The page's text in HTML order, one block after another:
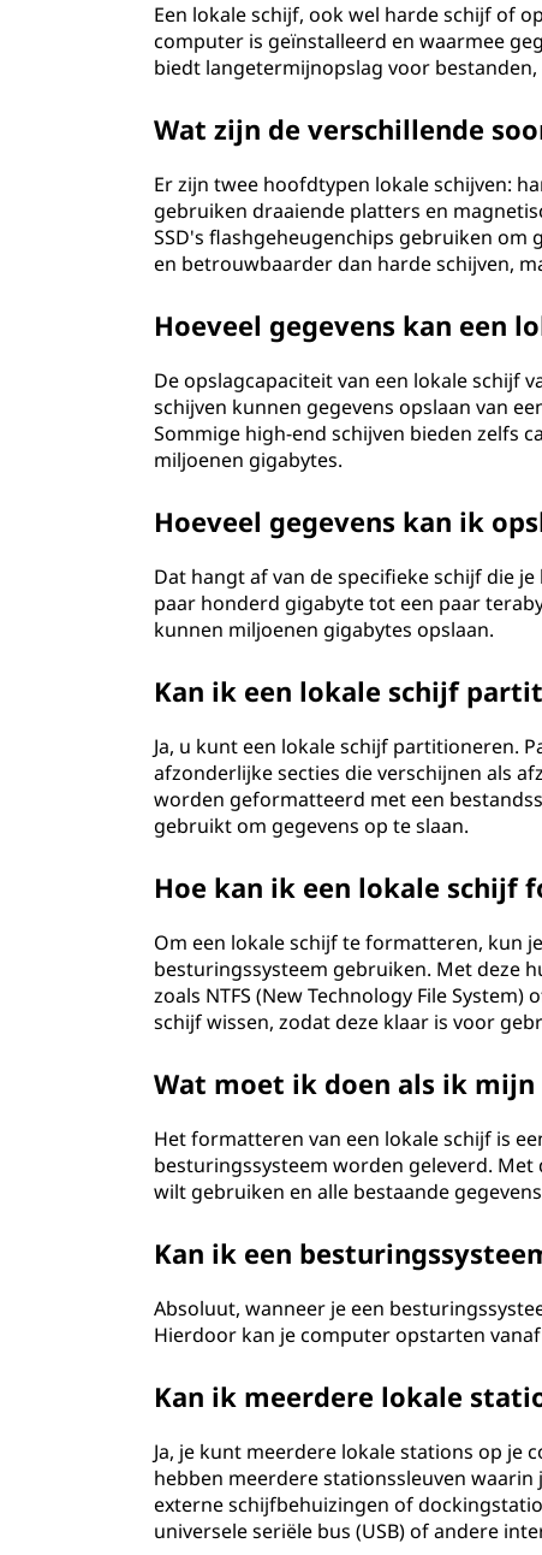
Een lokale schijf, ook wel harde schijf of
computer is geïnstalleerd en waarmee
biedt langetermijnopslag voor
Wat zijn de verschillende
Er zijn twee hoofdtypen lokale schijven:
gebruiken draaiende platters en
SSD's flashgeheugenchips gebruiken om
en betrouwbaarder dan harde schijven,
Hoeveel gegevens kan een
De opslagcapaciteit van een lokale schijf
schijven kunnen gegevens opslaan van
Sommige high-end schijven bieden zelfs
miljoenen gigabytes.
Hoeveel gegevens kan ik
Dat hangt af van de specifieke schijf die
paar honderd gigabyte tot een paar
kunnen miljoenen gigabytes opslaan.
Kan ik een lokale schijf
Ja, u kunt een lokale schijf partitioneren.
afzonderlijke secties die verschijnen als
worden geformatteerd met een
gebruikt om gegevens op te slaan.
Hoe kan ik een lokale schijf
Om een lokale schijf te formatteren, kun
besturingssysteem gebruiken. Met deze
zoals NTFS (New Technology File System)
schijf wissen, zodat deze klaar is voor
Wat moet ik doen als ik
Het formatteren van een lokale schijf is
besturingssysteem worden geleverd.
wilt gebruiken en alle bestaande
Kan ik een
Absoluut, wanneer je een
Hierdoor kan je computer opstarten
Kan ik meerdere lokale
Ja, je kunt meerdere lokale stations op je
hebben meerdere stationssleuven
externe schijfbehuizingen of
universele seriële bus (USB) of andere